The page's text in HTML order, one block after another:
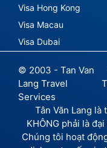
Visa Hong Kong
Visa Macau
Visa Dubai
© 2003 - Tan Van
Lang Travel
Services
Tân Văn Lang
KHÔNG phải là
Chúng tôi hoạt